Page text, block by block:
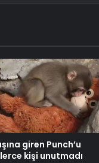
giren Punch’u
kişi unutmadı